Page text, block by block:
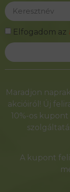
Elfogadom az
Alternative:
Maradjon
akcióiról! Új
10%-os
A kupont